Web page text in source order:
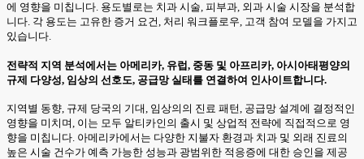
에 영향을 미칩니다. 용도별로는 치과 시술, 피부과, 외과 시술 시장을 분석합
니다. 각 용도는 고유한 증거 요건, 처리 워크플로우, 고객 참여 모델을 가지고
있습니다.
전략적 지역 분석에서는 아메리카, 유럽, 중동 및 아프리카, 아시아태평양의
규제 다양성, 임상의 선호도, 공급망 실태를 연결하여 인사이트합니다.
지역별 동향, 규제 당국의 기대, 임상의의 진료 패턴, 공급망 설계에 결정적인
영향을 미치며, 이는 모두 알티카인의 출시 및 상업적 전략에 직접적으로 영
향을 미칩니다. 아메리카에서는 다양한 지불자 환경과 치과 및 외래 진료의
높은 시술 건수가 예측 가능한 성능과 광범위한 적응증에 대한 승인을 제공